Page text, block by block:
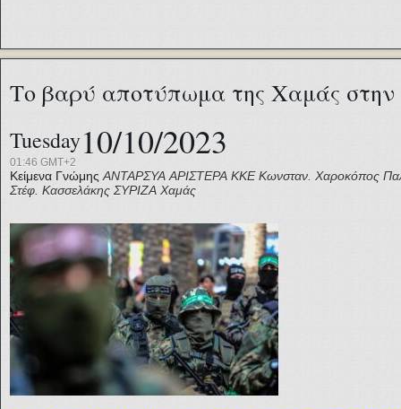
Το βαρύ αποτύπωμα της Χαμάς στην
Tuesday10/10/2023
01:46 GMT+2
Κείμενα Γνώμης ΑΝΤΑΡΣΥΑ ΑΡΙΣΤΕΡΑ ΚΚΕ Κωνσταν. Χαροκόπος
Στέφ. Κασσελάκης ΣΥΡΙΖΑ Χαμάς